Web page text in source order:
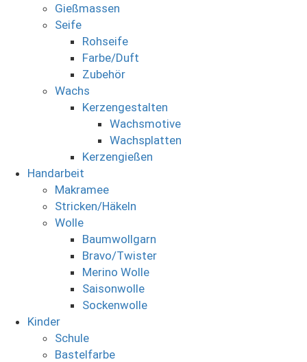
Gießmassen
Seife
Rohseife
Farbe/Duft
Zubehör
Wachs
Kerzengestalten
Wachsmotive
Wachsplatten
Kerzengießen
Handarbeit
Makramee
Stricken/Häkeln
Wolle
Baumwollgarn
Bravo/Twister
Merino Wolle
Saisonwolle
Sockenwolle
Kinder
Schule
Bastelfarbe